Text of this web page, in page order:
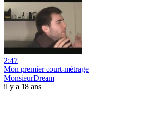
2:47
Mon premier court-métrage
MonsieurDream
il y a 18 ans